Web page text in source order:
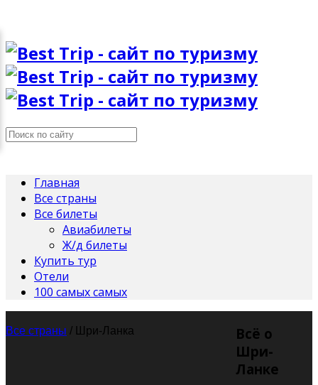
Главная
Все страны
Все билеты
Авиабилеты
Ж/д билеты
Купить тур
Отели
100 самых самых
Все страны / Шри-Ланка
Всё о
Шри-
Ланке